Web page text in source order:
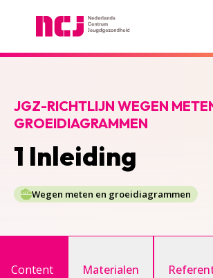
1 Inleiding
JGZ-RICHTLIJN WEGEN
GROEIDIAGRAMMEN
Wegen meten en groeidiagrammen
Content Materialen